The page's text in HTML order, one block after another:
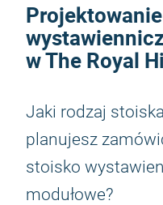
w The Royal
Jaki rodzaj
planujesz
stoisko
modułowe?